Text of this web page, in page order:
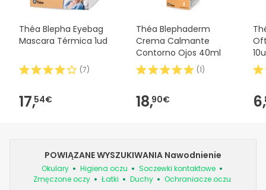
Théa Blepha Eyebag
Mascara Térmica 1ud
(7)
17,54€
Théa Blephaderm
Crema Calmante
Contorno Ojos 40ml
(1)
18,90€ 6,
POWIĄZANE WYSZUKIWANIA Nawodnienie
Okulary Higiena oczu
Soczewki kontaktowe
Zmęczone oczy
Łatki Duchy Ochraniacze oczu